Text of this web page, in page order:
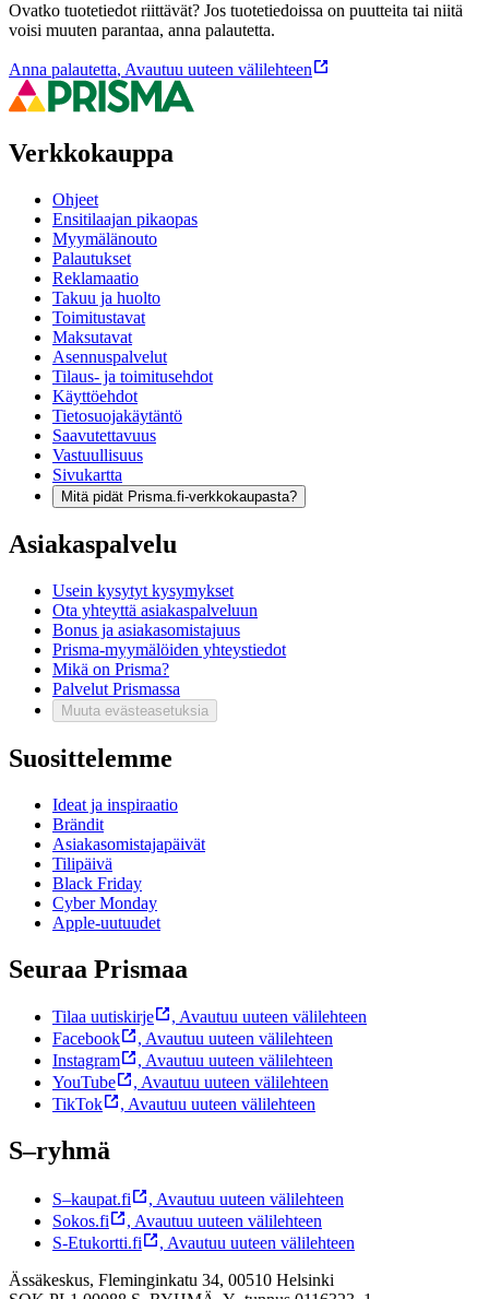
Ovatko tuotetiedot riittävät? Jos tuotetiedoissa on puutteita tai niitä
voisi muuten parantaa, anna palautetta.
Anna palautetta, Avautuu uuteen välilehteen
Verkkokauppa
Ohjeet
Ensitilaajan pikaopas
Myymälänouto
Palautukset
Reklamaatio
Takuu ja huolto
Toimitustavat
Maksutavat
Asennuspalvelut
Tilaus- ja toimitusehdot
Käyttöehdot
Tietosuojakäytäntö
Saavutettavuus
Vastuullisuus
Sivukartta
Mitä pidät Prisma.fi-verkkokaupasta?
Asiakaspalvelu
Usein kysytyt kysymykset
Ota yhteyttä asiakaspalveluun
Bonus ja asiakasomistajuus
Prisma-myymälöiden yhteystiedot
Mikä on Prisma?
Palvelut Prismassa
Muuta evästeasetuksia
Suosittelemme
Ideat ja inspiraatio
Brändit
Asiakasomistajapäivät
Tilipäivä
Black Friday
Cyber Monday
Apple-uutuudet
Seuraa Prismaa
Tilaa uutiskirje , Avautuu uuteen välilehteen
Facebook
, Avautuu uuteen välilehteen
Instagram
, Avautuu uuteen välilehteen
YouTube
, Avautuu uuteen välilehteen
TikTok
, Avautuu uuteen välilehteen
S–ryhmä
S–kaupat.fi , Avautuu uuteen välilehteen
Sokos.fi
, Avautuu uuteen välilehteen
S-Etukortti.fi
, Avautuu uuteen välilehteen
Ässäkeskus, Fleminginkatu 34, 00510 Helsinki